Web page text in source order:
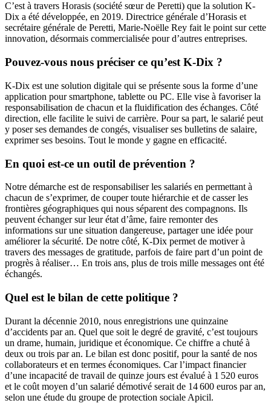
C’est à travers Horasis (société sœur de Peretti) que la solution K-
Dix a été développée, en 2019. Directrice générale d’Horasis et
secrétaire générale de Peretti, Marie-Noëlle Rey fait le point sur cette
innovation, désormais commercialisée pour d’autres entreprises.
Pouvez-vous nous préciser ce qu’est K-Dix ?
K-Dix est une solution digitale qui se présente sous la forme d’une
application pour smartphone, tablette ou PC. Elle vise à favoriser la
responsabilisation de chacun et la fluidification des échanges. Côté
direction, elle facilite le suivi de carrière. Pour sa part, le salarié peut
y poser ses demandes de congés, visualiser ses bulletins de salaire,
exprimer ses besoins. Tout le monde y gagne en efficacité.
En quoi est-ce un outil de prévention ?
Notre démarche est de responsabiliser les salariés en permettant à
chacun de s’exprimer, de couper toute hiérarchie et de casser les
frontières géographiques qui nous séparent des compagnons. Ils
peuvent échanger sur leur état d’âme, faire remonter des
informations sur une situation dangereuse, partager une idée pour
améliorer la sécurité. De notre côté, K-Dix permet de motiver à
travers des messages de gratitude, parfois de faire part d’un point de
progrès à réaliser… En trois ans, plus de trois mille messages ont été
échangés.
Quel est le bilan de cette politique ?
Durant la décennie 2010, nous enregistrions une quinzaine
d’accidents par an. Quel que soit le degré de gravité, c’est toujours
un drame, humain, juridique et économique. Ce chiffre a chuté à
deux ou trois par an. Le bilan est donc positif, pour la santé de nos
collaborateurs et en termes économiques. Car l’impact financier
d’une incapacité de travail de quinze jours est évalué à 1 520 euros
et le coût moyen d’un salarié démotivé serait de 14 600 euros par an,
selon une étude du groupe de protection sociale Apicil.